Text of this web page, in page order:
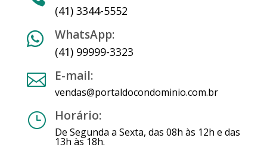
(41) 3344-5552
 WhatsApp:
(41) 99999-3323
 E-mail:
vendas@portaldocondominio.com.br
} Horário:
De Segunda a Sexta, das 08h às 12h e das
13h às 18h.